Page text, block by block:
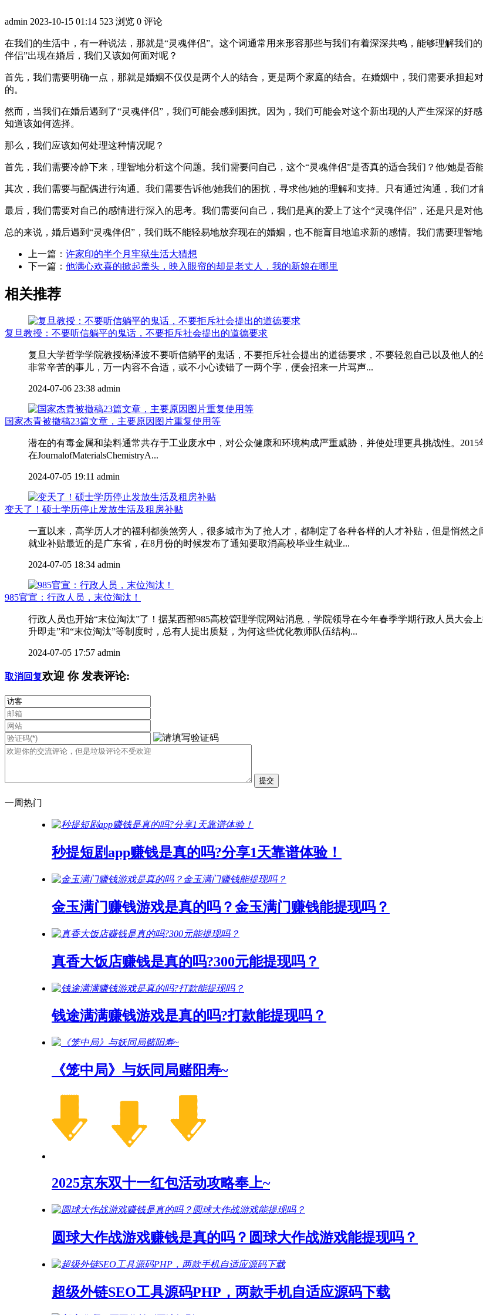
admin 2023-10-15 01:14 523 浏览 0 评论
在我们的生活中，有一种说法，那就是“灵魂伴侣”。这个词通常用来形容那些与我们有着深深共鸣，能够理解我们
伴侣”出现在婚后，我们又该如何面对呢？
首先，我们需要明确一点，那就是婚姻不仅仅是两个人的结合，更是两个家庭的结合。在婚姻中，我们需要承担
的。
然而，当我们在婚后遇到了“灵魂伴侣”，我们可能会感到困扰。因为，我们可能会对这个新出现的人产生深深的好
知道该如何选择。
那么，我们应该如何处理这种情况呢？
首先，我们需要冷静下来，理智地分析这个问题。我们需要问自己，这个“灵魂伴侣”是否真的适合我们？他/她是
其次，我们需要与配偶进行沟通。我们需要告诉他/她我们的困扰，寻求他/她的理解和支持。只有通过沟通，我们才
最后，我们需要对自己的感情进行深入的思考。我们需要问自己，我们是真的爱上了这个“灵魂伴侣”，还是只是对
总的来说，婚后遇到“灵魂伴侣”，我们既不能轻易地放弃现在的婚姻，也不能盲目地追求新的感情。我们需要理智
上一篇： 许家印的半个月牢狱生活大猜想
下一篇： 他满心欢喜的掀起盖头，映入眼帘的却是老丈人，我的新娘在哪里
相关推荐
复旦教授：不要听信躺平的鬼话，不要拒斥社会提出的道德要求
复旦大学哲学学院教授杨泽波不要听信躺平的鬼话，不要拒斥社会提出的道德要求，不要轻忽自己以及他人
非常辛苦的事儿，万一内容不合适，或不小心读错了一两个字，便会招来一片骂声...
2024-07-06 23:38 admin
国家杰青被撤稿23篇文章，主要原因图片重复使用等
潜在的有毒金属和染料通常共存于工业废水中，对公众健康和环境构成严重威胁，并使处理更具挑战性。
在JournalofMaterialsChemistryA...
2024-07-05 19:11 admin
变天了！硕士学历停止发放生活及租房补贴
一直以来，高学历人才的福利都羡煞旁人，很多城市为了抢人才，都制定了各种各样的人才补贴，但是悄然
就业补贴最近的是广东省，在8月份的时候发布了通知要取消高校毕业生就业...
2024-07-05 18:34 admin
985官宣：行政人员，末位淘汰！
行政人员也开始“末位淘汰”了！据某西部985高校管理学院网站消息，学院领导在今年春季学期行政人员大会
升即走”和“末位淘汰”等制度时，总有人提出质疑，为何这些优化教师队伍结构...
2024-07-05 17:57 admin
取消回复欢迎 你发表评论:
一周热门
秒提短剧app赚钱是真的吗?分享1天靠谱体验！
金玉满门赚钱游戏是真的吗？金玉满门赚钱能提现吗？
真香大饭店赚钱是真的吗?300元能提现吗？
钱途满满赚钱游戏是真的吗?打款能提现吗？
《笼中局》与妖同局赌阳寿~
2025京东双十一红包活动攻略奉上~
圆球大作战游戏赚钱是真的吗？圆球大作战游戏能提现吗？
超级外链SEO工具源码PHP，两款手机自适应源码下载